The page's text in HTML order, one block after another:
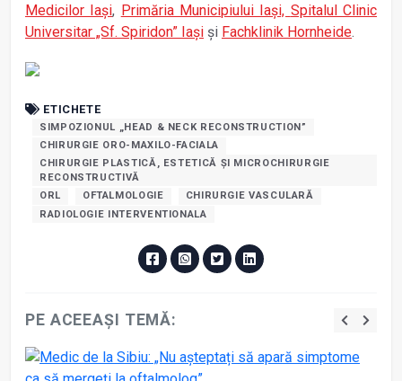
Medicilor Iași, Primăria Municipiului Iași, Spitalul Clinic
Universitar „Sf. Spiridon” Iași și Fachklinik Hornheide.
ETICHETE
SIMPOZIONUL „HEAD & NECK RECONSTRUCTION”
CHIRURGIE ORO-MAXILO-FACIALA
CHIRURGIE PLASTICĂ, ESTETICĂ ȘI MICROCHIRURGIE
RECONSTRUCTIVĂ
ORL
OFTALMOLOGIE
CHIRURGIE VASCULARĂ
RADIOLOGIE INTERVENTIONALA
PE ACEEAȘI TEMĂ: